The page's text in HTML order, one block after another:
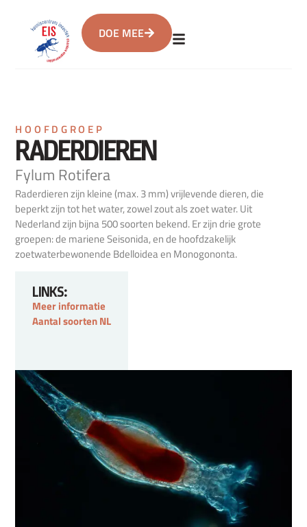
DOE MEE
HOOFDGROEP
RADERDIEREN
Fylum Rotifera
Raderdieren zijn kleine (max. 3 mm) vrijlevende dieren, die
beperkt zijn tot het water, zowel zout als zoet water. Uit
Nederland zijn bijna 500 soorten bekend. Er zijn drie grote
groepen: de mariene Seisonida, en de hoofdzakelijk
zoetwaterbewonende Bdelloidea en Monogononta.
LINKS:
Meer informatie
Aantal soorten NL